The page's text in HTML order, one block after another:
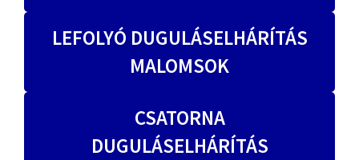
LEFOLYÓ DUGULÁSELHÁRÍTÁS
MALOMSOK
CSATORNA
DUGULÁSELHÁRÍTÁS